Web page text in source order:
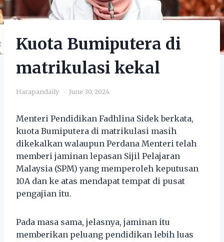
Kuota Bumiputera di
matrikulasi kekal
Harapandaily June 30, 2024
Menteri Pendidikan Fadhlina Sidek berkata,
kuota Bumiputera di matrikulasi masih
dikekalkan walaupun Perdana Menteri telah
memberi jaminan lepasan Sijil Pelajaran
Malaysia (SPM) yang memperoleh keputusan
10A dan ke atas mendapat tempat di pusat
pengajian itu.
Pada masa sama, jelasnya, jaminan itu
memberikan peluang pendidikan lebih luas